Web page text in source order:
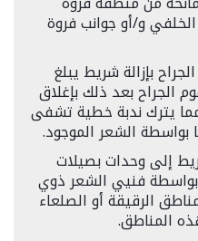
و/أو جوانب فروة
بإزالة شريط يبلغ
الجراح بعد ذلك بإغلاق
مما يترك ندبة خطية تشفى
الشعر الموجود.
إلى وحدات بصيلات
من 1-4 شعرات بواسطة فنيي الشعر ذوي
الرقيقة أو الصلعاء
المناطق.